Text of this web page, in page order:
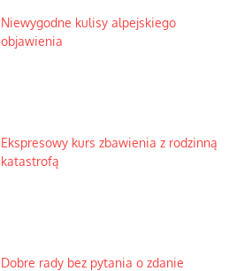
Niewygodne kulisy alpejskiego
objawienia
Ekspresowy kurs zbawienia z rodzinną
katastrofą
Dobre rady bez pytania o zdanie